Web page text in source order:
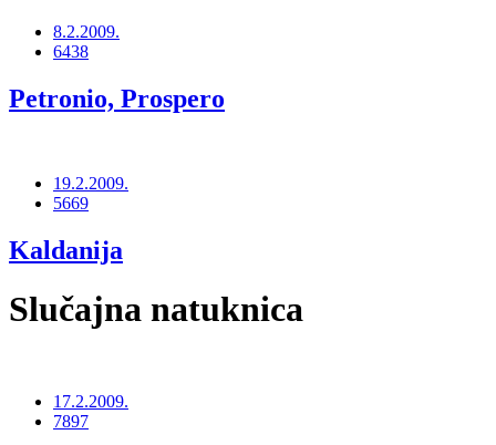
8.2.2009.
6438
Petronio, Prospero
19.2.2009.
5669
Kaldanija
Slučajna natuknica
17.2.2009.
7897